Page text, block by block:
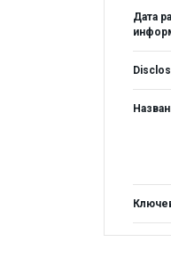
Дата